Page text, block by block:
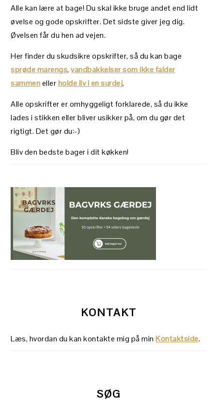
Alle kan lære at bage! Du skal ikke bruge andet end lidt
øvelse og gode opskrifter. Det sidste giver jeg dig.
Øvelsen får du hen ad vejen.
Her finder du skudsikre opskrifter, så du kan bage
sprøde marengs,vandbakkelser som ikke falder
sammenellerholde liv i en surdej.
Alle opskrifter er omhyggeligt forklarede, så du ikke
lades i stikken eller bliver usikker på, om du gør det
rigtigt. Det gør du:-)
Bliv den bedste bager i dit køkken!
KONTAKT
Læs, hvordan du kan kontakte mig på minKontaktside.
SØG